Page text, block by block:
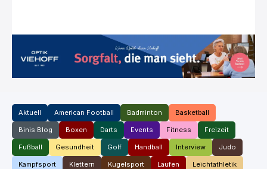
Aktuell American Football Badminton Basketball
Binis Blog Boxen Darts Events Fitness Freizeit
Fußball Gesundheit Golf Handball Interview Judo
Kampfsport Klettern Kugelsport Laufen Leichtathletik